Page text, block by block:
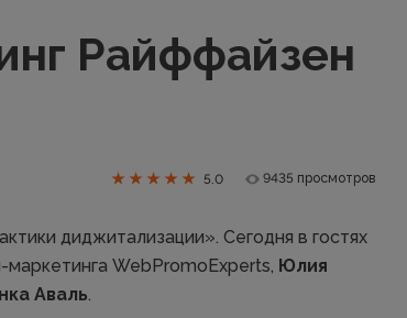
Райффайзен
5.0 9435 просмотров
диджитализации». Сегодня в гостях
WebPromoExperts, Юлия
Аваль.